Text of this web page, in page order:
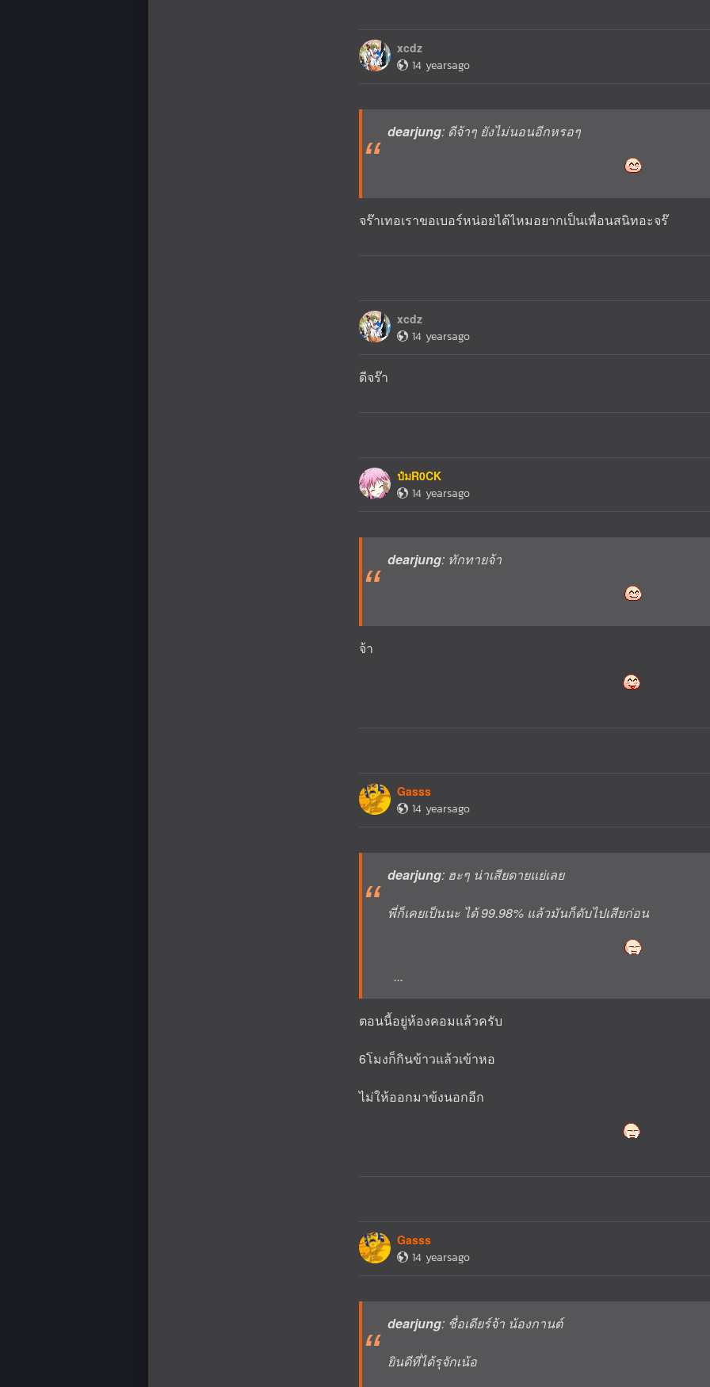
xcdz
14 yearsago
dearjung: ดีจ้าๆ ยังไม่นอนอีกหรอๆ
จร๊าเทอเราขอเบอร์หน่อยได้ไหมอยากเป็นเพื่อนสนิทอะจร๊
xcdz
14 yearsago
ดีจร๊า
ป๋มR0CK
14 yearsago
dearjung: ทักทายจ้า
จ้า
Gasss
14 yearsago
dearjung: ฮะๆ น่าเสียดายแย่เลย
พี่ก็เคยเป็นนะ ได้ 99.98% แล้วมันก็ดับไปเสียก่อน
...
ตอนนี้อยู่ห้องคอมแล้วครับ
6โมงก็กินข้าวแล้วเข้าหอ
ไม่ให้ออกมาข้งนอกอีก
Gasss
14 yearsago
dearjung: ชื่อเดียร์จ้า น้องกานต์
ยินดีที่ได้รุจักเน้อ